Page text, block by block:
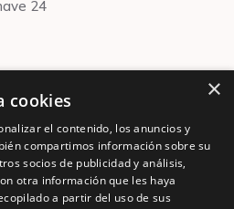
24
Europea –
×
cookies
el contenido, los anuncios y
compartimos información sobre su
socios de publicidad y análisis,
otra información que les haya
a partir del uso de sus